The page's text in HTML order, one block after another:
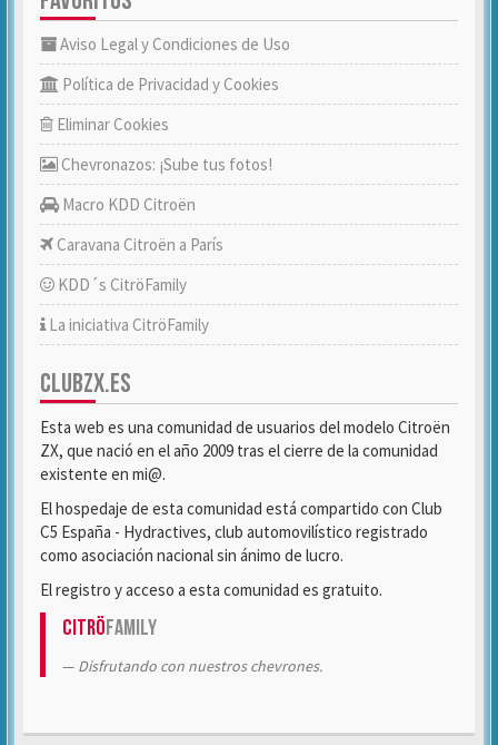
Aviso Legal y Condiciones de Uso
Política de Privacidad y Cookies
Eliminar Cookies
Chevronazos: ¡Sube tus fotos!
Macro KDD Citroën
Caravana Citroën a París
KDD´s CitröFamily
La iniciativa CitröFamily
CLUBZX.ES
Esta web es una comunidad de usuarios del modelo Citroën
ZX, que nació en el año 2009 tras el cierre de la comunidad
existente en mi@.
El hospedaje de esta comunidad está compartido con Club
C5 España - Hydractives, club automovilístico registrado
como asociación nacional sin ánimo de lucro.
El registro y acceso a esta comunidad es gratuito.
CitröFamily
Disfrutando con nuestros chevrones.